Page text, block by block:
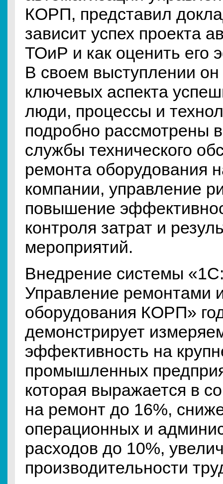
КОРП, представил
зависит успех проекта
ТОиР и как оценить его
В своем выступлении
ключевых аспекта
люди, процессы и
подробно рассмотрены
службы технического
ремонта оборудования
компании, управление
повышение
контроля затрат и
мероприятий.
Внедрение системы
Управление ремонтами
оборудования КОРП»
демонстрирует
эффективность на
промышленных
которая выражается в
на ремонт до 16%,
операционных и
расходов до 10%,
производительности